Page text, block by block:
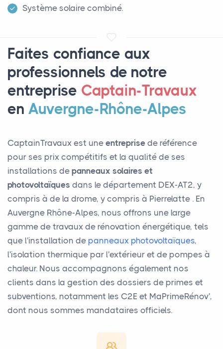
Système solaire combiné.
Faites confiance aux
professionnels de notre
entreprise Captain-Travaux
enAuvergne-Rhône-Alpes
CaptainTravaux est une entreprise de référence
pour ses prix compétitifs et la qualité de ses
installations de panneaux solaires et
photovoltaïques dans le département DEX-AT2, y
compris à de la drome, y compris à Pierrelatte . En
Auvergne Rhône-Alpes, nous offrons une large
gamme de travaux de rénovation énergétique, tels
que l'installation de panneaux photovoltaïques,
l'isolation thermique par l'extérieur et de pompes à
chaleur. Nous accompagnons également nos
clients dans la gestion des dossiers de primes et
subventions, notamment les C2E et MaPrimeRénov',
dont nous sommes mandataires officiels.